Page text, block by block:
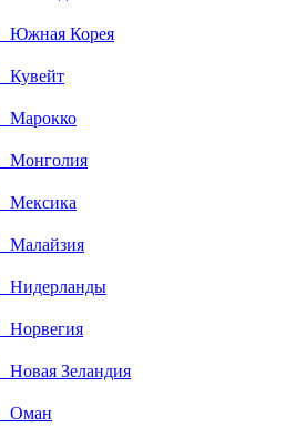
Южная Корея
Кувейт
Марокко
Монголия
Мексика
Малайзия
Нидерланды
Норвегия
Новая Зеландия
Оман